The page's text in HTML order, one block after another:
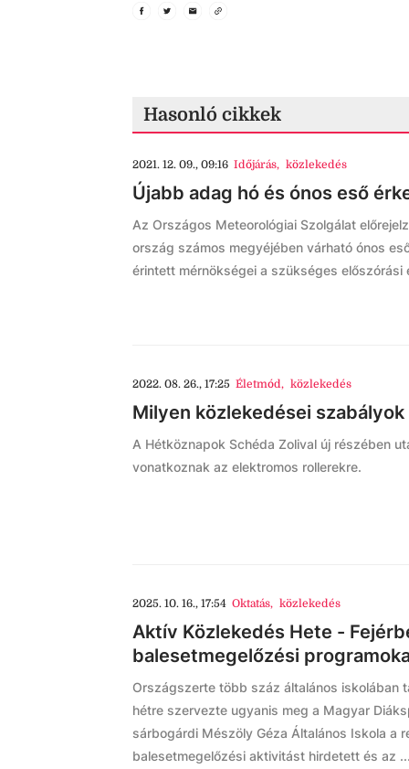
Hasonló cikkek
2021. 12. 09., 09:16 Időjárás, közlekedés
Újabb adag hó és ónos eső
Az Országos Meteorológiai Szolgálat
ország számos megyéjében várható ónos
érintett mérnökségei a szükséges
2022. 08. 26., 17:25 Életmód, közlekedés
Milyen közlekedései
A Hétköznapok Schéda Zolival új részében
vonatkoznak az elektromos rollerekre.
2025. 10. 16., 17:54 Oktatás, közlekedés
Aktív Közlekedés Hete -
balesetmegelőzési
Országszerte több száz általános iskolában
hétre szervezte ugyanis meg a Magyar
sárbogárdi Mészöly Géza Általános Iskola a
balesetmegelőzési aktivitást hirdetett és az ...